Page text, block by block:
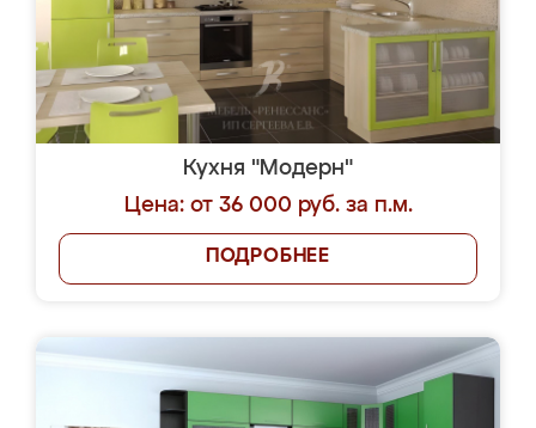
Кухня "Модерн"
Цена: от 36 000 руб. за п.м.
ПОДРОБНЕЕ